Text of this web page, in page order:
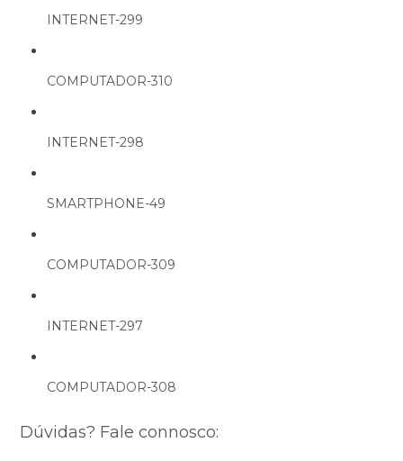
INTERNET-299
COMPUTADOR-310
INTERNET-298
SMARTPHONE-49
COMPUTADOR-309
INTERNET-297
COMPUTADOR-308
Dúvidas? Fale connosco: